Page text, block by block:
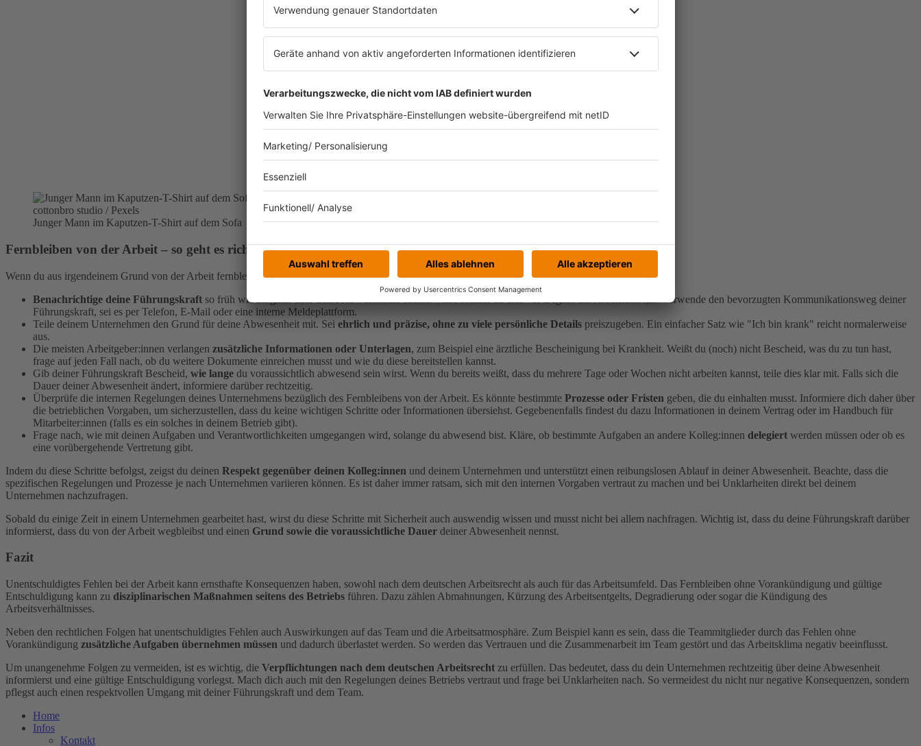
cottonbro studio / Pexels
Junger Mann im Kaputzen-T-Shirt auf dem Sofa
Fernbleiben von der Arbeit – so geht es richtig
Wenn du aus irgendeinem Grund von der Arbeit fernbleiben musst, ist es wichtig, bestimmte Schritte zu beachten:
Benachrichtige deine Führungskraft so früh wie möglich über deine Abwesenheit. Idealerweise solltest du dies vor Beginn der Arbeitszeit tun. Verwende den bevorzugten Kommunikationsweg deiner
Führungskraft, sei es per Telefon, E-Mail oder eine interne Meldeplattform.
Teile deinem Unternehmen den Grund für deine Abwesenheit mit. Sei ehrlich und präzise, ohne zu viele persönliche Details preiszugeben. Ein einfacher Satz wie "Ich bin krank" reicht normalerweise
aus.
Die meisten Arbeitgeber:innen verlangen zusätzliche Informationen oder Unterlagen, zum Beispiel eine ärztliche Bescheinigung bei Krankheit. Weißt du (noch) nicht Bescheid, was du zu tun hast,
frage auf jeden Fall nach, ob du weitere Dokumente einreichen musst und wie du diese bereitstellen kannst.
Gib deiner Führungskraft Bescheid, wie lange du voraussichtlich abwesend sein wirst. Wenn du bereits weißt, dass du mehrere Tage oder Wochen nicht arbeiten kannst, teile dies klar mit. Falls sich die
Dauer deiner Abwesenheit ändert, informiere darüber rechtzeitig.
Überprüfe die internen Regelungen deines Unternehmens bezüglich des Fernbleibens von der Arbeit. Es könnte bestimmte Prozesse oder Fristen geben, die du einhalten musst. Informiere dich daher über
die betrieblichen Vorgaben, um sicherzustellen, dass du keine wichtigen Schritte oder Informationen übersiehst. Gegebenenfalls findest du dazu Informationen in deinem Vertrag oder im Handbuch für
Mitarbeiter:innen (falls es ein solches in deinem Betrieb gibt).
Frage nach, wie mit deinen Aufgaben und Verantwortlichkeiten umgegangen wird, solange du abwesend bist. Kläre, ob bestimmte Aufgaben an andere Kolleg:innen delegiert werden müssen oder ob es
eine vorübergehende Vertretung gibt.
Indem du diese Schritte befolgst, zeigst du deinen Respekt gegenüber deinen Kolleg:innen und deinem Unternehmen und unterstützt einen reibungslosen Ablauf in deiner Abwesenheit. Beachte, dass die
spezifischen Regelungen und Prozesse je nach Unternehmen variieren können. Es ist daher immer ratsam, sich mit den internen Vorgaben vertraut zu machen und bei Unklarheiten direkt bei deinem
Unternehmen nachzufragen.
Sobald du einige Zeit in einem Unternehmen gearbeitet hast, wirst du diese Schritte mit Sicherheit auch auswendig wissen und musst nicht bei allem nachfragen. Wichtig ist, dass du deine Führungskraft darüber
informierst, dass du von der Arbeit wegbleibst und einen Grund sowie die voraussichtliche Dauer deiner Abwesenheit nennst.
Fazit
Unentschuldigtes Fehlen bei der Arbeit kann ernsthafte Konsequenzen haben, sowohl nach dem deutschen Arbeitsrecht als auch für das Arbeitsumfeld. Das Fernbleiben ohne Vorankündigung und gültige
Entschuldigung kann zu disziplinarischen Maßnahmen seitens des Betriebs führen. Dazu zählen Abmahnungen, Kürzung des Arbeitsentgelts, Degradierung oder sogar die Kündigung des
Arbeitsverhältnisses.
Neben den rechtlichen Folgen hat unentschuldigtes Fehlen auch Auswirkungen auf das Team und die Arbeitsatmosphäre. Zum Beispiel kann es sein, dass die Teammitglieder durch das Fehlen ohne
Vorankündigung zusätzliche Aufgaben übernehmen müssen und dadurch überlastet werden. So werden das Vertrauen und die Zusammenarbeit im Team gestört und das Arbeitsklima negativ beeinflusst.
Um unangenehme Folgen zu vermeiden, ist es wichtig, die Verpflichtungen nach dem deutschen Arbeitsrecht zu erfüllen. Das bedeutet, dass du dein Unternehmen rechtzeitig über deine Abwesenheit
informierst und eine gültige Entschuldigung vorlegst. Mach dich auch mit den Regelungen deines Betriebs vertraut und frage bei Unklarheiten nach. So vermeidest du nicht nur negative Konsequenzen, sondern
pflegst auch einen respektvollen Umgang mit deiner Führungskraft und dem Team.
Home
Infos
Kontakt